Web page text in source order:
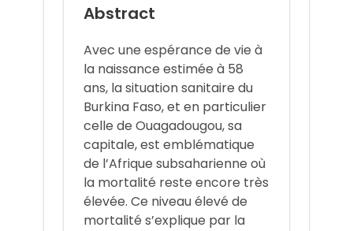
Abstract
Avec une espérance de vie à
la naissance estimée à 58
ans, la situation sanitaire du
Burkina Faso, et en particulier
celle de Ouagadougou, sa
capitale, est emblématique
de l’Afrique subsaharienne où
la mortalité reste encore très
élevée. Ce niveau élevé de
mortalité s’explique par la